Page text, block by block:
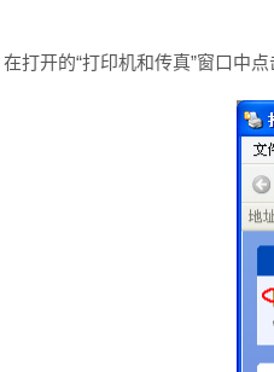
在打开的“打印机和传真”窗口中点